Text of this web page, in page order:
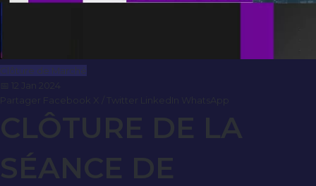
Clôture de Marché
CLÔTURE DE LA
SÉANCE DE